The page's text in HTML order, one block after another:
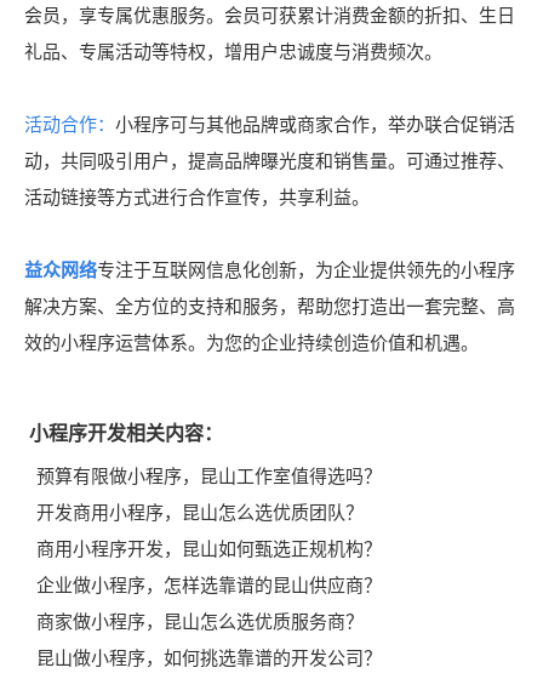
会员，享专属优惠服务。会员可获累计消费金额的折扣、生日
礼品、专属活动等特权，增用户忠诚度与消费频次。
活动合作： 小程序可与其他品牌或商家合作，举办联合促销活
动，共同吸引用户，提高品牌曝光度和销售量。可通过推荐、
活动链接等方式进行合作宣传，共享利益。
益众网络专注于互联网信息化创新，为企业提供领先的小程序
解决方案、全方位的支持和服务，帮助您打造出一套完整、高
效的小程序运营体系。为您的企业持续创造价值和机遇。
小程序开发相关内容：
预算有限做小程序，昆山工作室值得选吗？
开发商用小程序，昆山怎么选优质团队？
商用小程序开发，昆山如何甄选正规机构？
企业做小程序，怎样选靠谱的昆山供应商？
商家做小程序，昆山怎么选优质服务商？
昆山做小程序，如何挑选靠谱的开发公司？